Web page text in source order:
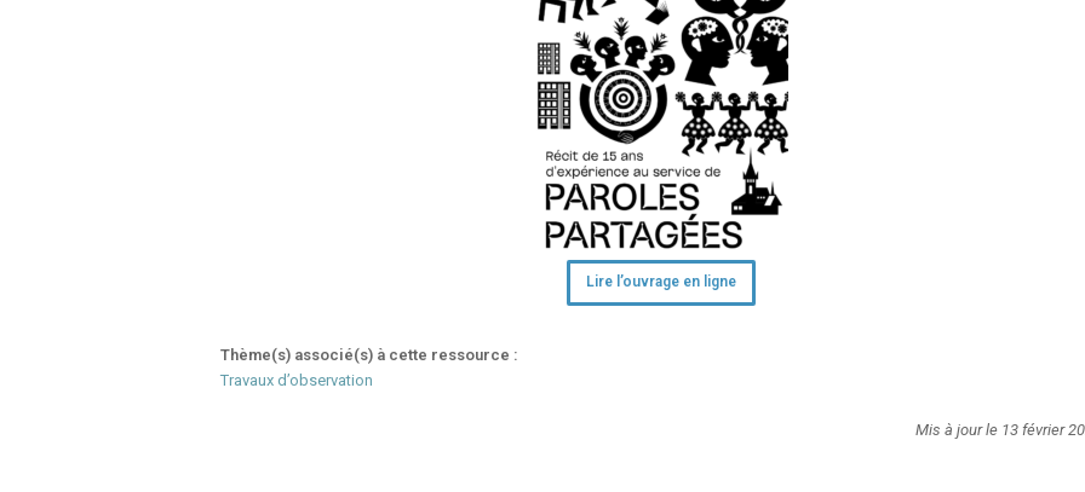
Lire l’ouvrage en ligne
Thème(s) associé(s) à cette ressource :
Travaux d’observation
Mis à jour le 13 février